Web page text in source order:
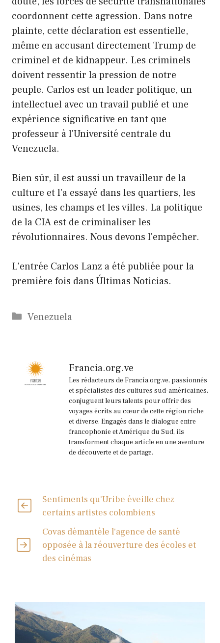
coordonnent cette agression. Dans notre
plainte, cette déclaration est essentielle,
même en accusant directement Trump de
criminel et de kidnappeur. Les criminels
doivent ressentir la pression de notre
peuple. Carlos est un leader politique, un
intellectuel avec un travail publié et une
expérience significative en tant que
professeur à l'Université centrale du
Venezuela.
Bien sûr, il est aussi un travailleur de la
culture et l'a essayé dans les quartiers, les
usines, les champs et les villes. La politique
de la CIA est de criminaliser les
révolutionnaires. Nous devons l'empêcher.
L'entrée Carlos Lanz a été publiée pour la
première fois dans Últimas Noticias.
Catégories
Venezuela
Francia.org.ve
Les rédacteurs de Francia.org.ve, passionnés
et spécialistes des cultures sud-américaines,
conjuguent leurs talents pour offrir des
voyages écrits au cœur de cette région riche
et diverse. Engagés dans le dialogue entre
francophonie et Amérique du Sud, ils
transforment chaque article en une aventure
de découverte et de partage.
Sentiments qu'Uribe éveille chez
certains artistes colombiens
Covas démantèle l'agence de santé
opposée à la réouverture des écoles et
des cinémas